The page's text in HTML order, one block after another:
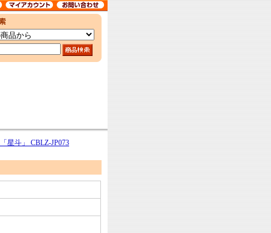
星斗」 CBLZ-JP073